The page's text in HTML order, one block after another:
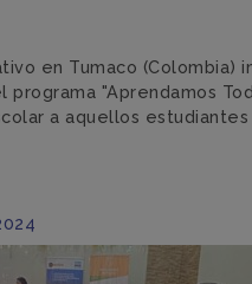
en Tumaco (Colombia)
"Aprendamos
a aquellos estudiantes